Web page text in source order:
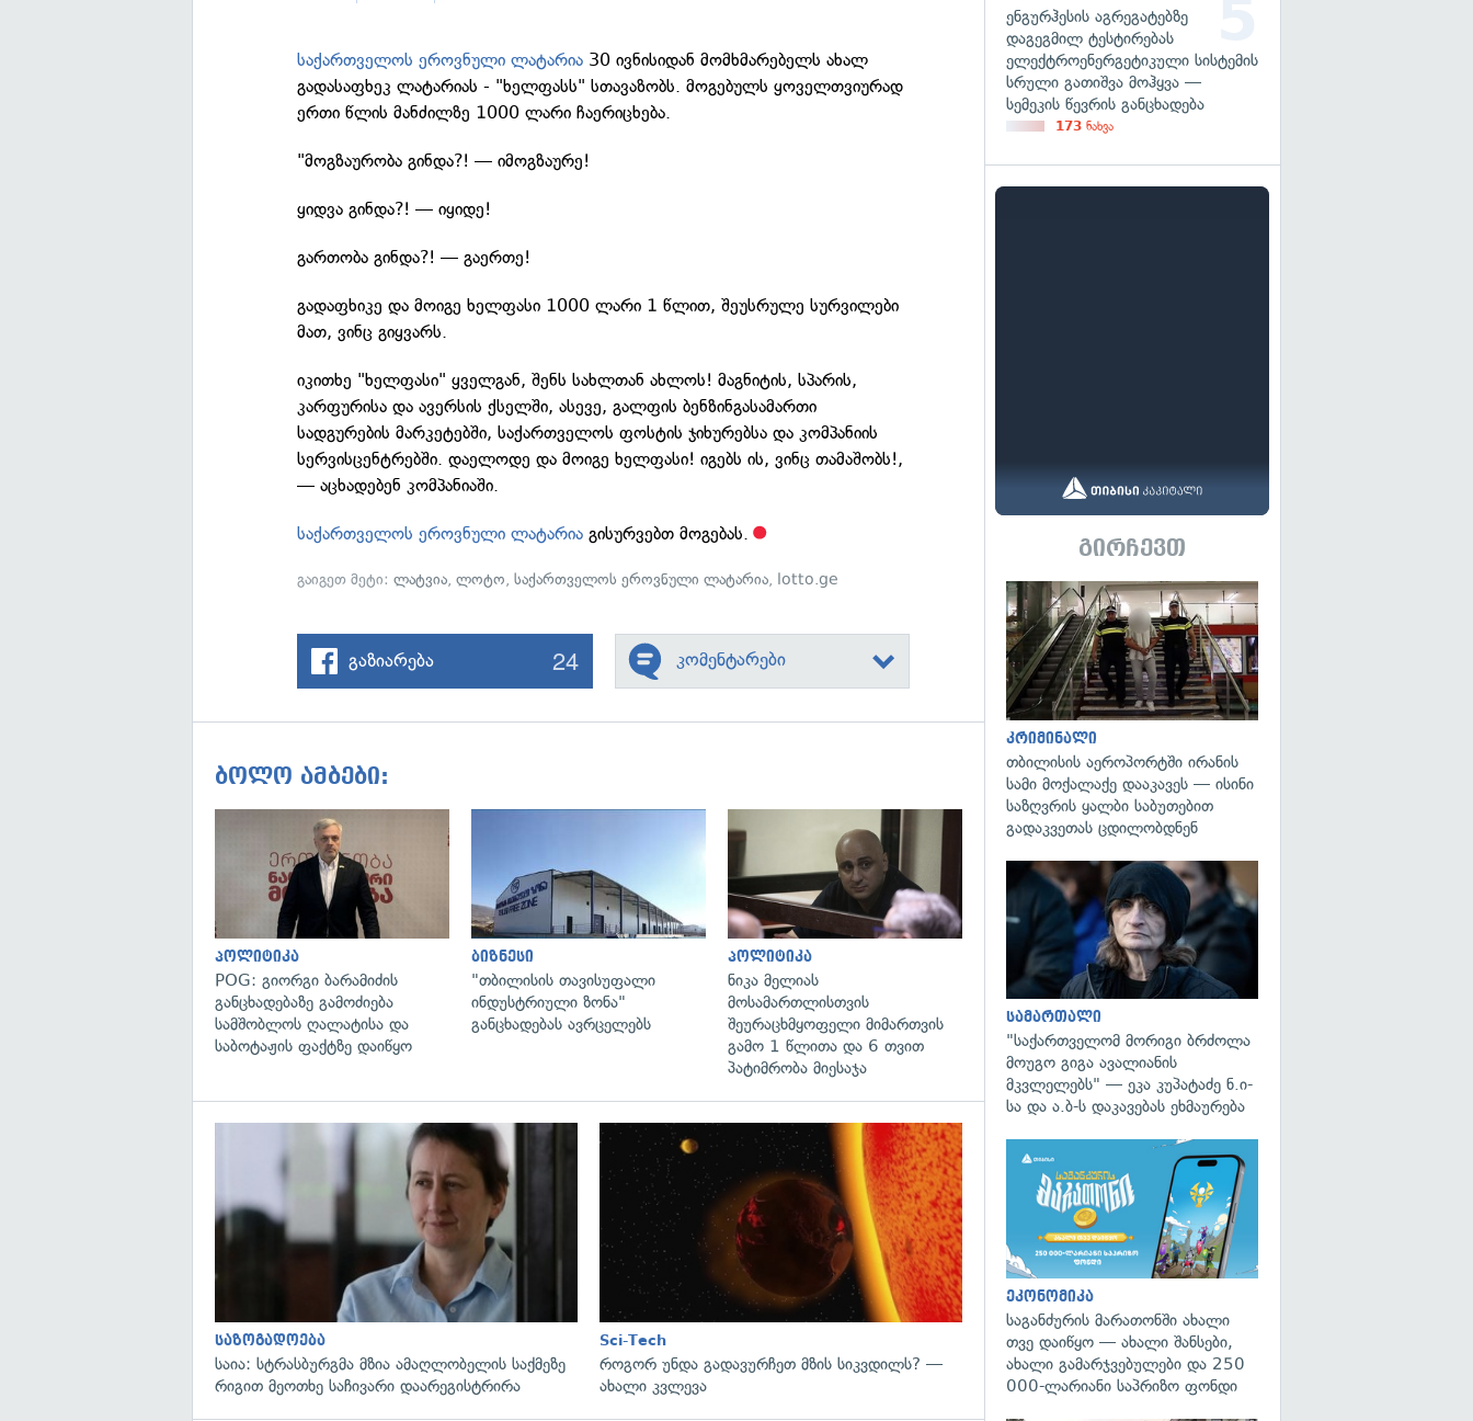
საქართველოს ეროვნული ლატარია 30 ივნისიდან მომხმარებელს ახალ
გადასაფხეკ ლატარიას - "ხელფასს" სთავაზობს. მოგებულს ყოველთვიურად
ერთი წლის მანძილზე 1000 ლარი ჩაერიცხება.
"მოგზაურობა გინდა?! — იმოგზაურე!
ყიდვა გინდა?! — იყიდე!
გართობა გინდა?! — გაერთე!
გადაფხიკე და მოიგე ხელფასი 1000 ლარი 1 წლით, შეუსრულე სურვილები
მათ, ვინც გიყვარს.
იკითხე "ხელფასი" ყველგან, შენს სახლთან ახლოს! მაგნიტის, სპარის,
კარფურისა და ავერსის ქსელში, ასევე, გალფის ბენზინგასამართი
სადგურების მარკეტებში, საქართველოს ფოსტის ჯიხურებსა და კომპანიის
სერვისცენტრებში. დაელოდე და მოიგე ხელფასი! იგებს ის, ვინც თამაშობს!,
— აცხადებენ კომპანიაში.
საქართველოს ეროვნული ლატარია გისურვებთ მოგებას.
გაიგეთ მეტი:ლატვია,ლოტო,საქართველოს ეროვნული ლატარია, lotto.ge
გაზიარება 24 კომენტარები
ბოლო ამბები:
პოლიტიკა
POG: გიორგი ბარამიძის
განცხადებაზე გამოძიება
სამშობლოს ღალატისა და
საბოტაჟის ფაქტზე დაიწყო
გადახედვა
ბიზნესი
"თბილისის თავისუფალი
ინდუსტრიული ზონა"
განცხადებას ავრცელებს
გადახედვა
პოლიტიკა
ნიკა მელიას
მოსამართლისთვის
შეურაცხმყოფელი მიმართვის
გამო 1 წლითა და 6 თვით
პატიმრობა მიესაჯა
გადახედვა
საზოგადოება
საია: სტრასბურგმა მზია ამაღლობელის საქმეზე
რიგით მეოთხე საჩივარი დაარეგისტრირა
Sci-Tech
როგორ უნდა გადავურჩეთ მზის სიკვდილს? —
ახალი კვლევა
ენგურჰესის აგრეგატებზე
დაგეგმილ ტესტირებას
ელექტროენერგეტიკული სისტემის
სრული გათიშვა მოჰყვა —
სემეკის წევრის განცხადება
173 ნახვა
გირჩევთ
კრიმინალი
თბილისის აეროპორტში ირანის
სამი მოქალაქე დააკავეს — ისინი
საზღვრის ყალბი საბუთებით
გადაკვეთას ცდილობდნენ
სამართალი
"საქართველომ მორიგი ბრძოლა
მოუგო გიგა ავალიანის
მკვლელებს" — ეკა კუპატაძე ნ.ი-
სა და ა.ბ-ს დაკავებას ეხმაურება
ეკონომიკა
საგანძურის მარათონში ახალი
თვე დაიწყო — ახალი შანსები,
ახალი გამარჯვებულები და 250
000-ლარიანი საპრიზო ფონდი